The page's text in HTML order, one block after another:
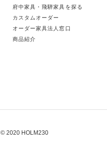
府中家具・飛騨家具を探る
カスタムオーダー
オーダー家具法人窓口
商品紹介
© 2020 HOLM230